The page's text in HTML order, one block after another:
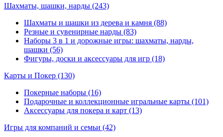
Шахматы, шашки, нарды (243)
Шахматы и шашки из дерева и камня (88)
Резные и сувенирные нарды (83)
Наборы 3 в 1 и дорожные игры: шахматы, нарды,
шашки (56)
Фигуры, доски и аксессуары для игр (18)
Карты и Покер (130)
Покерные наборы (16)
Подарочные и коллекционные игральные карты (101)
Аксессуары для покера и карт (13)
Игры для компаний и семьи (42)